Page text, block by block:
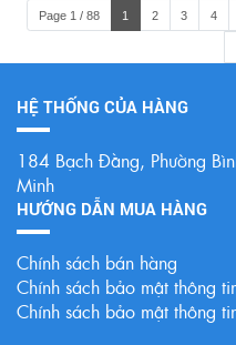
Page 1 / 88 1 2 3 4
HỆ THỐNG CỦA HÀNG
184 Bạch Đằng, Phường
Minh
HƯỚNG DẪN MUA HÀNG
Chính sách bán hàng
Chính sách bảo mật thông
Chính sách bảo mật thông